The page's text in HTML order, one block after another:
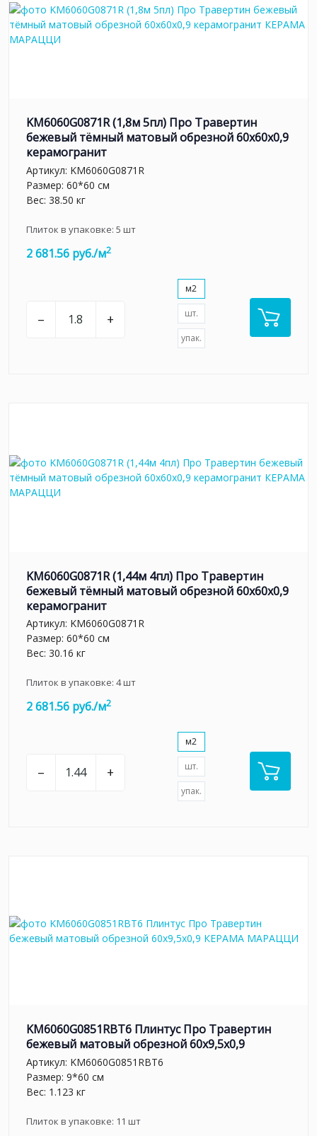
KM6060G0871R (1,8м 5пл) Про Травертин
бежевый тёмный матовый обрезной 60x60x0,9
керамогранит
Артикул: KM6060G0871R
Размер: 60*60 см
Вес: 38.50 кг
Плиток в упаковке: 5 шт
2 681.56 руб./м2
– +
м2
шт.
упак.
KM6060G0871R (1,44м 4пл) Про Травертин
бежевый тёмный матовый обрезной 60x60x0,9
керамогранит
Артикул: KM6060G0871R
Размер: 60*60 см
Вес: 30.16 кг
Плиток в упаковке: 4шт
2 681.56 руб./м2
– +
м2
шт.
упак.
KM6060G0851RBT6 Плинтус Про Травертин
бежевый матовый обрезной 60x9,5x0,9
Артикул: KM6060G0851RBT6
Размер: 9*60 см
Вес: 1.123 кг
Плиток в упаковке: 11 шт